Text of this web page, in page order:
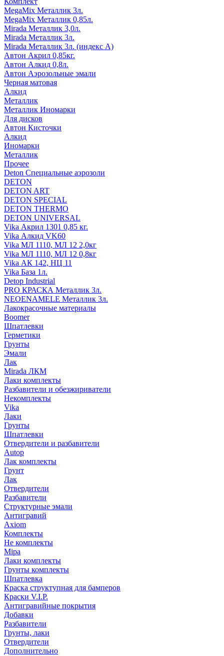
MegaMix Металлик 3л.
MegaMix Металлик 0,85л.
Mirada Металлик 3,0л.
Mirada Металлик 3л.
Mirada Металлик 3л. (индекс А)
Автон Акрил 0,85кг.
Автон Алкид 0,8л.
Автон Аэрозольные эмали
Черная матовая
Алкид
Металлик
Металлик Иномарки
Для дисков
Автон Кисточки
Алкид
Иномарки
Металлик
Прочее
Deton Специальные аэрозоли
DETON
DETON ART
DETON SPECIAL
DETON THERMO
DETON UNIVERSAL
Vika Акрил 1301 0,85 кг.
Vika Алкид VK60
Vika МЛ 1110, МЛ 12 2,0кг
Vika МЛ 1110, МЛ 12 0,8кг
Vika АК 142, НЦ 11
Vika База 1л.
Detop Industrial
PRO КРАСКА Металлик 3л.
NEOENAMELE Металлик 3л.
Лакокрасочные материалы
Boomer
Шпатлевки
Герметики
Грунты
Эмали
Лак
Mirada ЛКМ
Лаки комплекты
Разбавители и обезжириватели
Некомплекты
Vika
Лаки
Грунты
Шпатлевки
Отвердители и разбавители
Autop
Лак комплекты
Грунт
Лак
Отвердители
Разбавители
Структурные эмали
Антигравий
Axiom
Комплекты
Не комплекты
Mipa
Лаки комплекты
Грунты комплекты
Шпатлевка
Краска структупная для бамперов
Краски V.I.P.
Антигравийные покрытия
Добавки
Разбавители
Грунты, лаки
Отвердители
Дополнительно